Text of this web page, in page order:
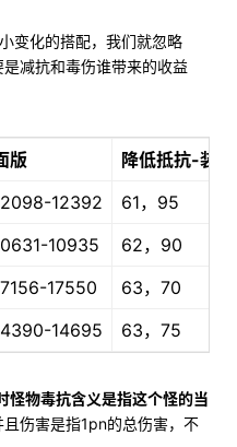
变化的搭配，我们就忽略
减抗和毒伤谁带来的收益
版
降低抵抗-装
12392
61，95
10935
62，90
17550
63，70
14695 63，75
怪物毒抗含义是指这个怪的当
且伤害是指1pn的总伤害，不